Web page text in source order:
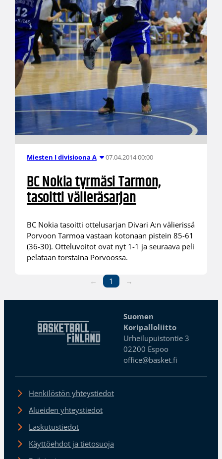
Miesten I divisioona A 07.04.2014 00:00
BC Nokia tyrmäsi Tarmon,
tasoitti välieräsarjan
BC Nokia tasoitti ottelusarjan Divari A:n välierissä
Porvoon Tarmoa vastaan kotonaan pistein 85-61
(36-30). Otteluvoitot ovat nyt 1-1 ja seuraava peli
pelataan torstaina Porvoossa.
← 1 →
Suomen
Koripalloliitto
Urheilupuistontie 3
02200 Espoo
office@basket.fi
Henkilöstön yhteystiedot
Alueiden yhteystiedot
Laskutustiedot
Käyttöehdot ja tietosuoja